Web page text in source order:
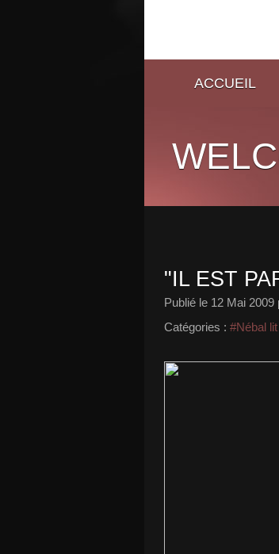
ACCUEIL
"IL EST
Publié le 12 Mai 2009
Catégories : #Nébal